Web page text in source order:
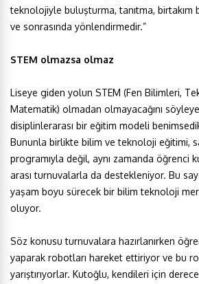
teknolojiyle buluşturma, tanıtma, birtakım
ve sonrasında yönlendirmedir.”
STEM olmazsa olmaz
Liseye giden yolun STEM (Fen Bilimleri,
Matematik) olmadan olmayacağını
disiplinlerarası bir eğitim modeli
Bununla birlikte bilim ve teknoloji eğitimi,
programıyla değil, aynı zamanda öğrenci
arası turnuvalarla da destekleniyor. Bu
yaşam boyu sürecek bir bilim teknoloji
oluyor.
Söz konusu turnuvalara hazırlanırken
yaparak robotları hareket ettiriyor ve bu
yarıştırıyorlar. Kutoğlu, kendileri için